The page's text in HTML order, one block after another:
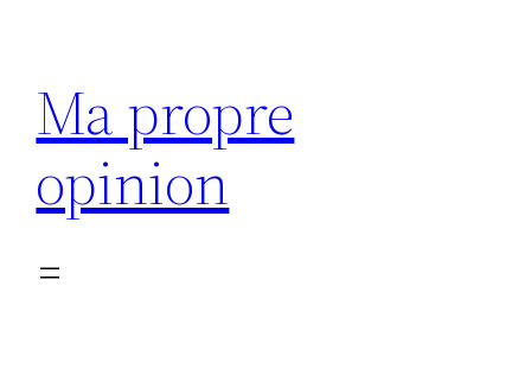
contenu
Ma propre
opinion